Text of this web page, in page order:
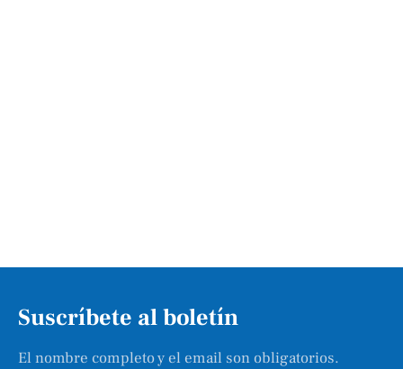
Suscríbete al boletín
El nombre completo y el email son obligatorios.